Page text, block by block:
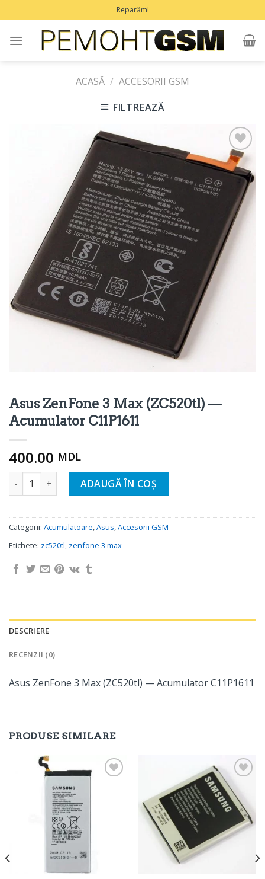
la
conținut
Reparăm!
ACASĂ / ACCESORII GSM
FILTREAZĂ
Adaugă
în
Favorite
Asus ZenFone 3 Max (ZC520tl) —
Acumulator C11P1611
400.00 MDL
Cantitate Asus ZenFone 3 Max (ZC520tl) - Аккумуляторная
ADAUGĂ ÎN COȘ
Categorii: Acumulatoare,Asus,Accesorii GSM
Etichete: zc520tl, zenfone 3 max
DESCRIERE
RECENZII (0)
Asus ZenFone 3 Max (ZC520tl) — Acumulator C11P1611
PRODUSE SIMILARE
Adaugă
în
Favorite